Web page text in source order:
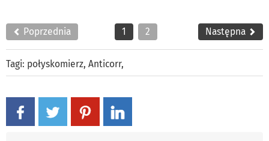
Poprzednia 1 2 Następna
Tagi: połyskomierz, Anticorr,